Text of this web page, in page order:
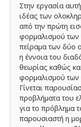
Στην εργασία
ιδέας των
από την πρώτη
φορμαλισμού
πείραμα των δύο
η έννοια του
θεωρίας καθώς
φορμαλισμού
Γίνεται
προβλήματα του
για το πρόβλημα
παρουσιαστή η